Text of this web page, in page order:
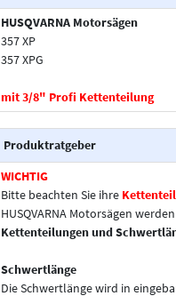
HUSQVARNA Motorsägen
357 XP
357 XPG
mit 3/8" Profi Kettenteilung
Produktratgeber
WICHTIG
Bitte beachten Sie ihre
HUSQVARNA Motorsägen
Kettenteilungen und
Schwertlänge
Die Schwertlänge wird in